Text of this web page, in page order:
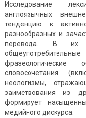
Исследование
англоязычных
тенденцию к
разнообразных и
перевода. В их
фразеологические
словосочетания
неологизмы,
заимствования из
формирует
медийного дискурса.